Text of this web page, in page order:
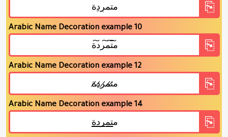
Arabic Name Decoration example 10
Arabic Name Decoration example 12
Arabic Name Decoration example 14